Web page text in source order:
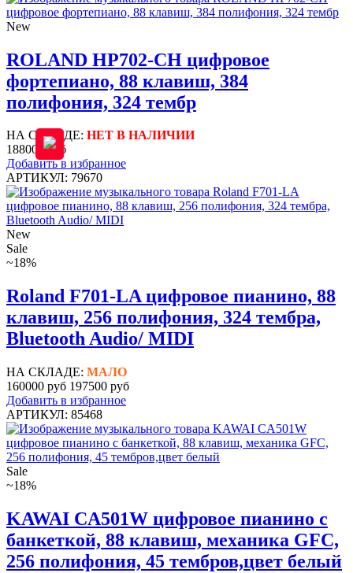
New
ROLAND HP702-CH цифровое
фортепиано, 88 клавиш, 384
полифония, 324 тембр
НА СКЛАДЕ: НЕТ В НАЛИЧИИ
188000 руб
Добавить в избранное
АРТИКУЛ: 79670
New
Sale
~18%
Roland F701-LA цифровое пианино, 88
клавиш, 256 полифония, 324 тембра,
Bluetooth Audio/ MIDI
НА СКЛАДЕ: МАЛО
160000 руб 197500 руб
Добавить в избранное
АРТИКУЛ: 85468
Sale
~18%
KAWAI CA501W цифровое пианино с
банкеткой, 88 клавиш, механика GFC,
256 полифония, 45 тембров,цвет белый